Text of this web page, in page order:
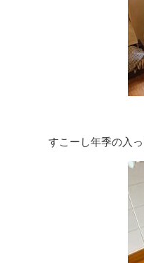
すこーし年季の入